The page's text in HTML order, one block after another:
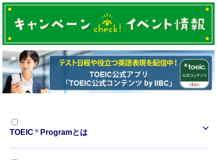
TOEIC ®Programとは